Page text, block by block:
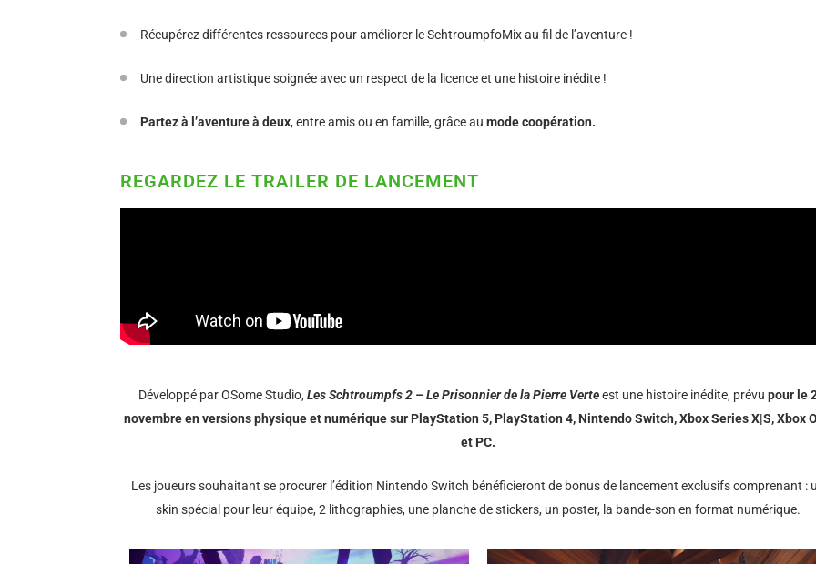
Récupérez différentes ressources pour améliorer le SchtroumpfoMix au fil de l’aventure !
Une direction artistique soignée avec un respect de la licence et une histoire inédite !
Partez à l’aventure à deux, entre amis ou en famille, grâce au mode coopération.
REGARDEZ LE TRAILER DE LANCEMENT
Développé par OSome Studio, Les Schtroumpfs 2 – Le Prisonnier de la Pierre Verteest une histoire inédite, prévu pour le
novembre en versions physique et numérique sur PlayStation 5, PlayStation 4, Nintendo Switch, Xbox Series X|S, Xbox
et PC.
Les joueurs souhaitant se procurer l’édition Nintendo Switch bénéficieront de bonus de lancement exclusifs comprenant :
skin spécial pour leur équipe, 2 lithographies, une planche de stickers, un poster, la bande-son en format numérique.